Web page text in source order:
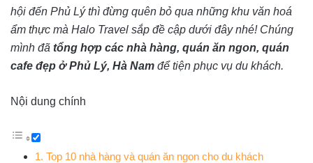
hội đến Phủ Lý thì đừng quên bỏ qua những khu văn hoá
ẩm thực mà Halo Travel sắp đề cập dưới đây nhé! Chúng
mình đã tổng hợp các nhà hàng, quán ăn ngon, quán
cafe đẹp ở Phủ Lý, Hà Nam để tiện phục vụ du khách.
Nội dung chính
1. Top 10 nhà hàng và quán ăn ngon cho du khách